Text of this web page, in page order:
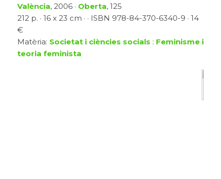
València, 2006 · Oberta, 125
212 p. · 16 x 23 cm · · ISBN 978-84-370-6340-9 · 14
€
Matèria: Societat i ciències socials : Feminisme i
teoria feminista